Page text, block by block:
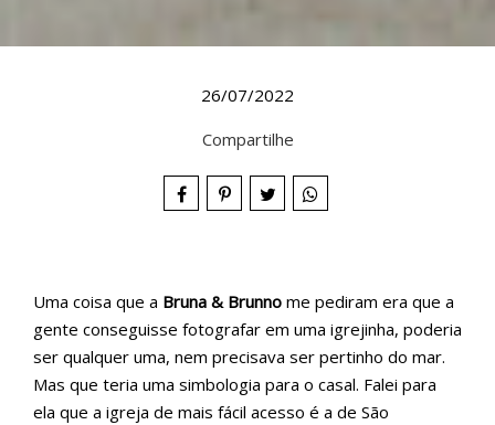
26/07/2022
Compartilhe
Uma coisa que a Bruna & Brunno me pediram era que a
gente conseguisse fotografar em uma igrejinha, poderia
ser qualquer uma, nem precisava ser pertinho do mar.
Mas que teria uma simbologia para o casal. Falei para
ela que a igreja de mais fácil acesso é a de São